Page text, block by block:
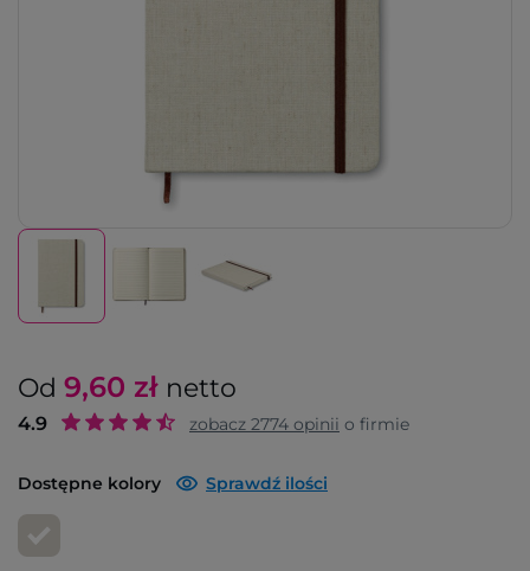
Od 9,60 zł netto
4.9 zobacz 2774 opinii o firmie
Dostępne kolory Sprawdź ilości